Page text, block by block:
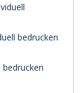
bedrucken